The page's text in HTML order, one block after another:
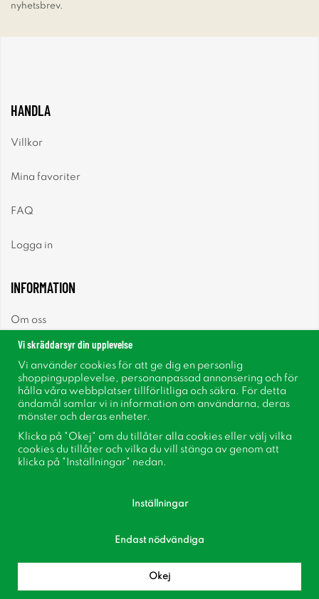
nyhetsbrev.
HANDLA
Villkor
Mina favoriter
FAQ
Logga in
INFORMATION
Om oss
Nyhetsbrev
Om cookies
Inspiration
Bli medlem i vår kundklubb!
Vi skräddarsyr din upplevelse
Vi använder cookies för att ge dig en personlig
shoppingupplevelse, personanpassad annonsering och för
hålla våra webbplatser tillförlitliga och säkra. För detta
ändamål samlar vi in information om användarna, deras
mönster och deras enheter.
Klicka på "Okej" om du tillåter alla cookies eller välj vilka
cookies du tillåter och vilka du vill stänga av genom att
klicka på "Inställningar" nedan.
Inställningar
Endast nödvändiga
Okej